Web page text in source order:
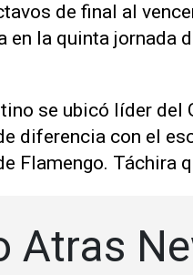
de final al
en la quinta jornada
se ubicó líder del
diferencia con el
Flamengo. Táchira